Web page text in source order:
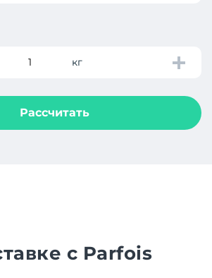
кг
Рассчитать
с Parfois